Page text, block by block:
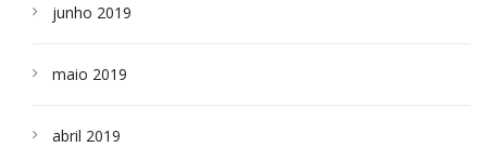
junho 2019
maio 2019
abril 2019